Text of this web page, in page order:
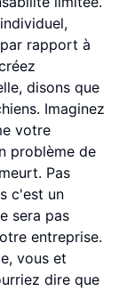
rapport à
disons que
Imaginez
votre
problème de
Pas
c'est un
sera pas
entreprise.
vous et
dire que